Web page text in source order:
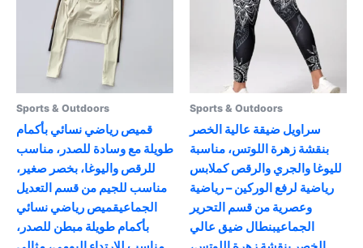
Sports & Outdoors
قميص رياضي نسائي بأكمام
طويلة مع وسادة للصدر، مناسب
للرقص واليوغا، بخصر صغير،
مناسب للجيم من قسم التعديل
الجماعيقميص رياضي نسائي
بأكمام طويلة مبطن للصدر،
Sports & Outdoors
سراويل ضيقة عالية الخصر
بنقشة زهرة اللوتس، مناسبة
لليوغا والجري والرقص كملابس
رياضية لرفع الوركين – رياضية
وعصرية من قسم التحرير
الجماعيبنطال ضيق عالي